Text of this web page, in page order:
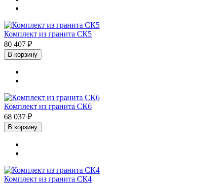
Комплект из гранита СК5
80 407 ₽
В корзину
Комплект из гранита СК6
68 037 ₽
В корзину
Комплект из гранита СК4